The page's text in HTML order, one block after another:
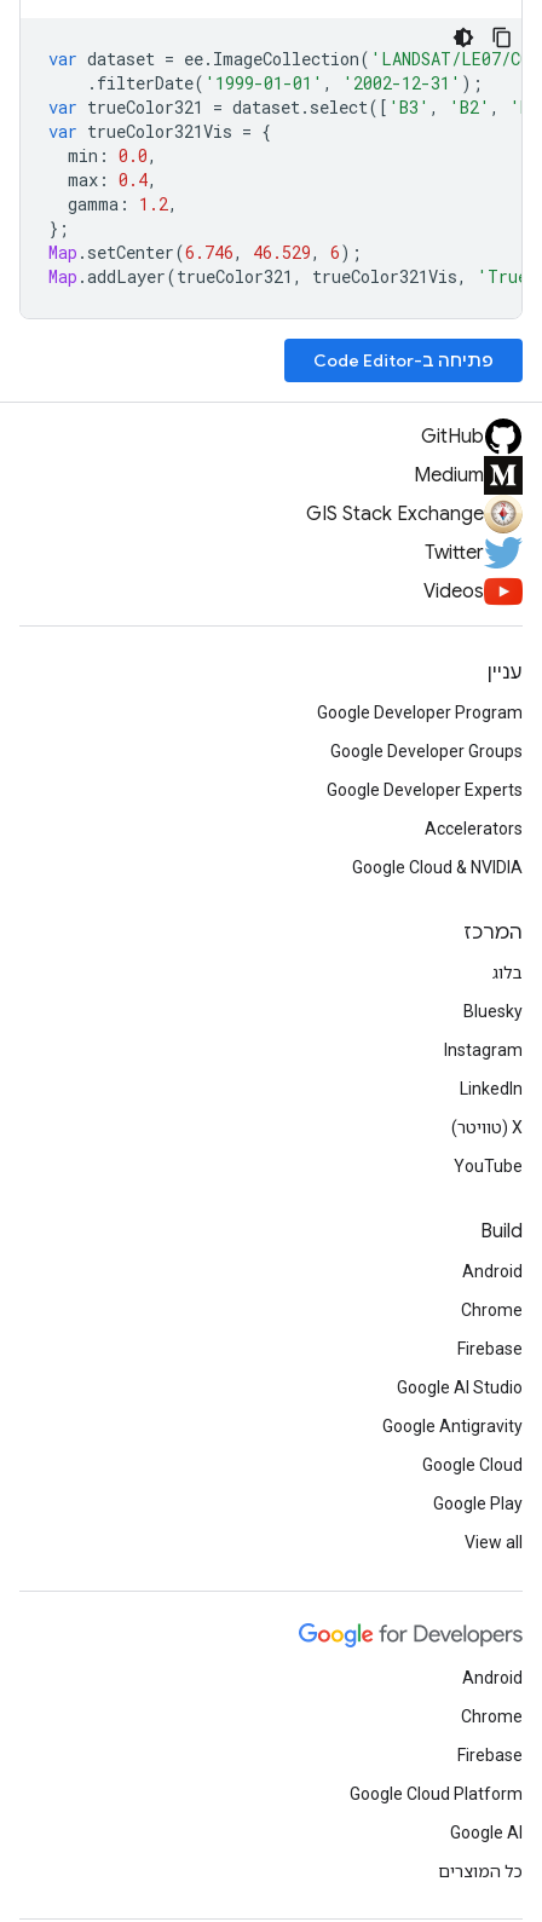
var dataset = ee. ImageCollection( 'LANDSAT/LE07/
. filterDate( '1999-01-01' , '2002-12-31' );
var trueColor321 = dataset. select([ 'B3' , 'B2' ,
var trueColor321Vis = {
min : 0.0,
max : 0.4,
gamma : 1.2,
};
Map . setCenter(6.746, 46.529, 6);
Map .addLayer(trueColor321 , trueColor321Vis, 'True
פתיחה ב-Code Editor
GitHub
Medium
GIS Stack Exchange
Twitter
Videos
עניין
Google Developer Program
Google Developer Groups
Google Developer Experts
Accelerators
Google Cloud & NVIDIA
המרכז
בלוג
Bluesky
Instagram
LinkedIn
‫X (טוויטר)
YouTube
Build
Android
Chrome
Firebase
Google AI Studio
Google Antigravity
Google Cloud
Google Play
View all
Android
Chrome
Firebase
Google Cloud Platform
Google AI
כל המוצרים